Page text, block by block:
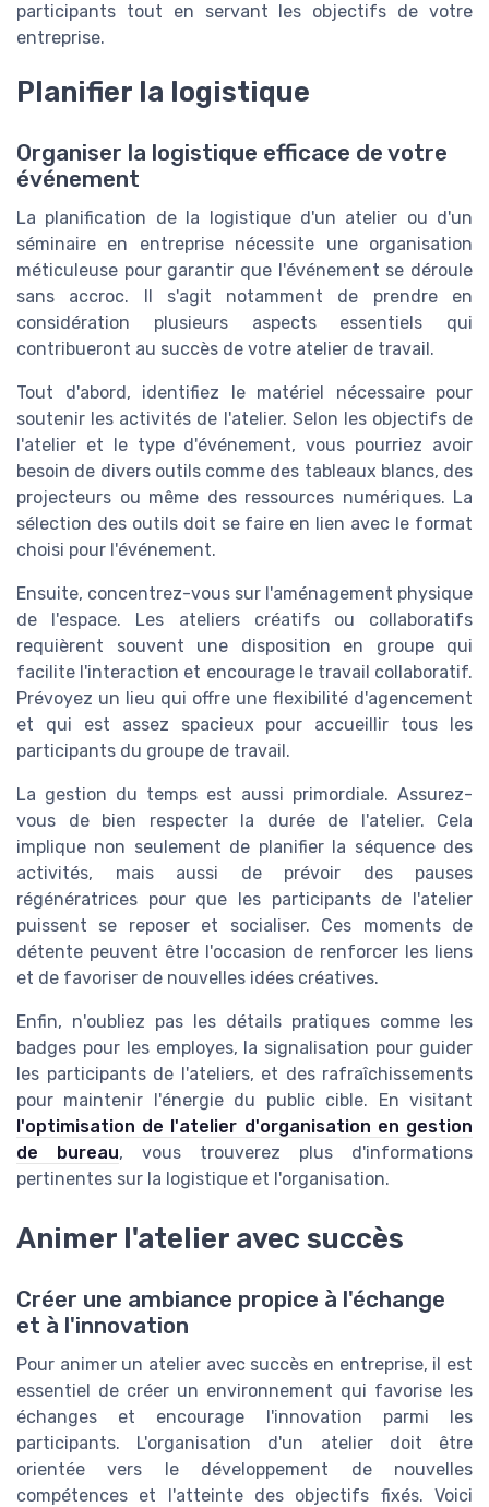
participants tout en servant les objectifs de votre
entreprise.
Planifier la logistique
Organiser la logistique efficace de votre
événement
La planification de la logistique d'un atelier ou d'un
séminaire en entreprise nécessite une organisation
méticuleuse pour garantir que l'événement se déroule
sans accroc. Il s'agit notamment de prendre en
considération plusieurs aspects essentiels qui
contribueront au succès de votre atelier de travail.
Tout d'abord, identifiez le matériel nécessaire pour
soutenir les activités de l'atelier. Selon les objectifs de
l'atelier et le type d'événement, vous pourriez avoir
besoin de divers outils comme des tableaux blancs, des
projecteurs ou même des ressources numériques. La
sélection des outils doit se faire en lien avec le format
choisi pour l'événement.
Ensuite, concentrez-vous sur l'aménagement physique
de l'espace. Les ateliers créatifs ou collaboratifs
requièrent souvent une disposition en groupe qui
facilite l'interaction et encourage le travail collaboratif.
Prévoyez un lieu qui offre une flexibilité d'agencement
et qui est assez spacieux pour accueillir tous les
participants du groupe de travail.
La gestion du temps est aussi primordiale. Assurez-
vous de bien respecter la durée de l'atelier. Cela
implique non seulement de planifier la séquence des
activités, mais aussi de prévoir des pauses
régénératrices pour que les participants de l'atelier
puissent se reposer et socialiser. Ces moments de
détente peuvent être l'occasion de renforcer les liens
et de favoriser de nouvelles idées créatives.
Enfin, n'oubliez pas les détails pratiques comme les
badges pour les employes, la signalisation pour guider
les participants de l'ateliers, et des rafraîchissements
pour maintenir l'énergie du public cible. En visitant
l'optimisation de l'atelier d'organisation en gestion
de bureau, vous trouverez plus d'informations
pertinentes sur la logistique et l'organisation.
Animer l'atelier avec succès
Créer une ambiance propice à l'échange
et à l'innovation
Pour animer un atelier avec succès en entreprise, il est
essentiel de créer un environnement qui favorise les
échanges et encourage l'innovation parmi les
participants. L'organisation d'un atelier doit être
orientée vers le développement de nouvelles
compétences et l'atteinte des objectifs fixés. Voici